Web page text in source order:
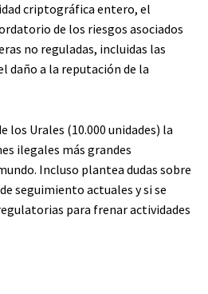
criptográfica entero, el
de los riesgos asociados
no reguladas, incluidas las
daño a la reputación de la
los Urales (10.000 unidades) la
ilegales más grandes
Incluso plantea dudas sobre
seguimiento actuales y si se
para frenar actividades